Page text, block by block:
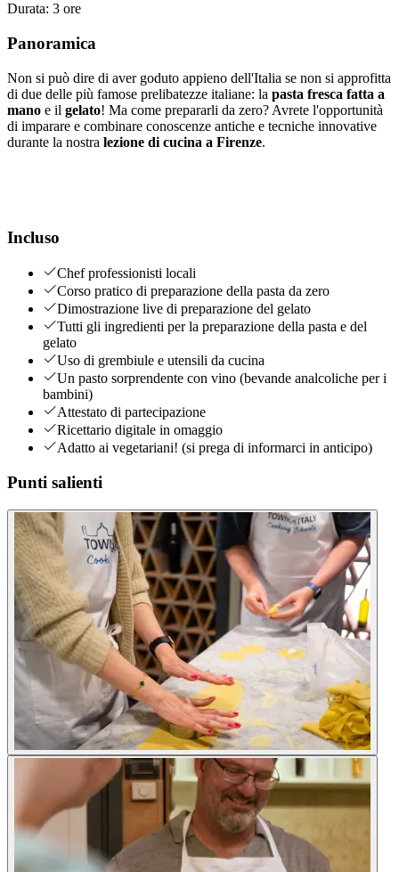
Durata: 3 ore
Panoramica
Non si può dire di aver goduto appieno dell'Italia se non si approfitta
di due delle più famose prelibatezze italiane: la pasta fresca fatta a
mano e il gelato! Ma come prepararli da zero? Avrete l'opportunità
di imparare e combinare conoscenze antiche e tecniche innovative
durante la nostra lezione di cucina a Firenze.
Incluso
Chef professionisti locali
Corso pratico di preparazione della pasta da zero
Dimostrazione live di preparazione del gelato
Tutti gli ingredienti per la preparazione della pasta e del
gelato
Uso di grembiule e utensili da cucina
Un pasto sorprendente con vino (bevande analcoliche per i
bambini)
Attestato di partecipazione
Ricettario digitale in omaggio
Adatto ai vegetariani! (si prega di informarci in anticipo)
Punti salienti